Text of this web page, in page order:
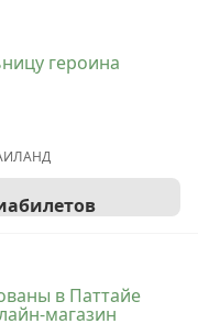
героина
в Паттайе
магазин